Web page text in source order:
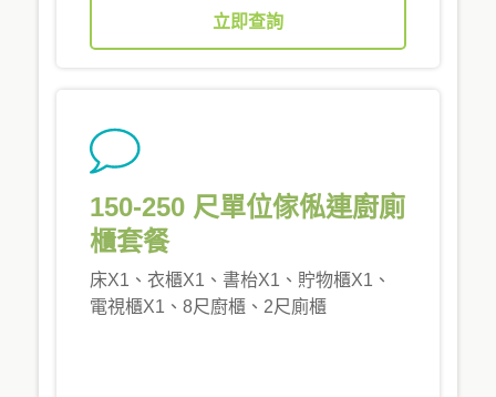
立即查詢
150-250 尺單位傢俬連廚廁
櫃套餐
床X1、衣櫃X1、書枱X1、貯物櫃X1、
電視櫃X1、8尺廚櫃、2尺廁櫃